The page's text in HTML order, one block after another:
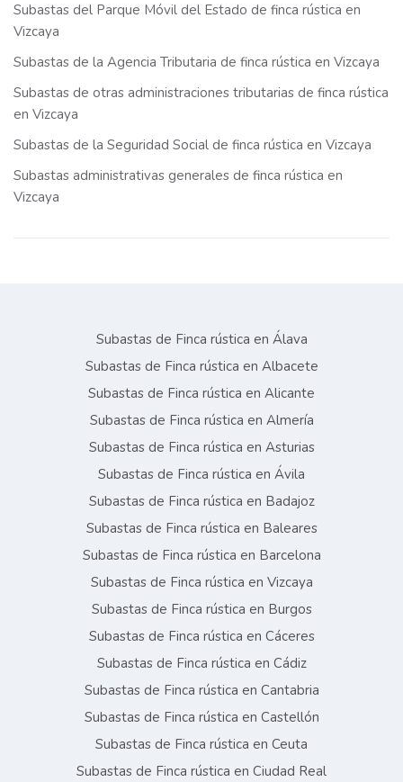
Subastas del Parque Móvil del Estado de finca rústica en
Vizcaya
Subastas de la Agencia Tributaria de finca rústica en Vizcaya
Subastas de otras administraciones tributarias de finca rústica
en Vizcaya
Subastas de la Seguridad Social de finca rústica en Vizcaya
Subastas administrativas generales de finca rústica en
Vizcaya
Subastas de Finca rústica en Álava
Subastas de Finca rústica en Albacete
Subastas de Finca rústica en Alicante
Subastas de Finca rústica en Almería
Subastas de Finca rústica en Asturias
Subastas de Finca rústica en Ávila
Subastas de Finca rústica en Badajoz
Subastas de Finca rústica en Baleares
Subastas de Finca rústica en Barcelona
Subastas de Finca rústica en Vizcaya
Subastas de Finca rústica en Burgos
Subastas de Finca rústica en Cáceres
Subastas de Finca rústica en Cádiz
Subastas de Finca rústica en Cantabria
Subastas de Finca rústica en Castellón
Subastas de Finca rústica en Ceuta
Subastas de Finca rústica en Ciudad Real